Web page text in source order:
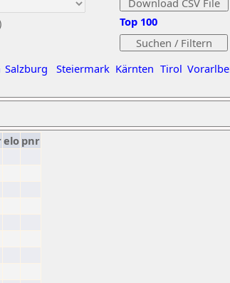
Salzburg Steiermark Kärnten Tirol
Top 100
elo pnr